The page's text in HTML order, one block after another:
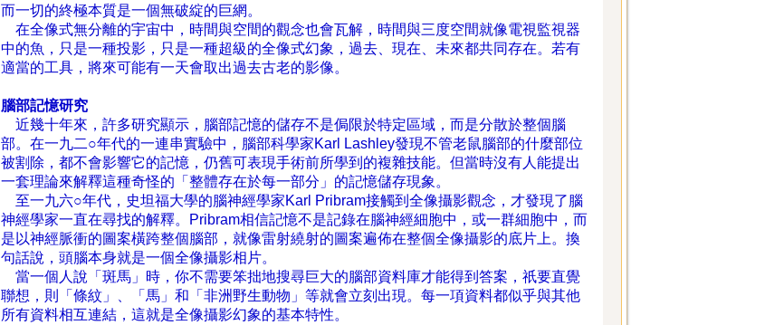
而一切的終極本質是一個無破綻的巨網。
在全像式無分離的宇宙中，時間與空間的觀念也會瓦解，時間與三度空間就像電視監視器
中的魚，只是一種投影，只是一種超級的全像式幻象，過去、現在、未來都共同存在。若有
適當的工具，將來可能有一天會取出過去古老的影像。
腦部記憶研究
近幾十年來，許多研究顯示，腦部記憶的儲存不是侷限於特定區域，而是分散於整個腦
部。在一九二○年代的一連串實驗中，腦部科學家Karl Lashley發現不管老鼠腦部的什麼部位
被割除，都不會影響它的記憶，仍舊可表現手術前所學到的複雜技能。但當時沒有人能提出
一套理論來解釋這種奇怪的「整體存在於每一部分」的記憶儲存現象。
至一九六○年代，史坦福大學的腦神經學家Karl Pribram接觸到全像攝影觀念，才發現了腦
神經學家一直在尋找的解釋。Pribram相信記憶不是記錄在腦神經細胞中，或一群細胞中，而
是以神經脈衝的圖案橫跨整個腦部，就像雷射繞射的圖案遍佈在整個全像攝影的底片上。換
句話說，頭腦本身就是一個全像攝影相片。
當一個人說「斑馬」時，你不需要笨拙地搜尋巨大的腦部資料庫才能得到答案，祇要直覺
聯想，則「條紋」、「馬」和「非洲野生動物」等就會立刻出現。每一項資料都似乎與其他
所有資料相互連結，這就是全像攝影幻象的基本特性。